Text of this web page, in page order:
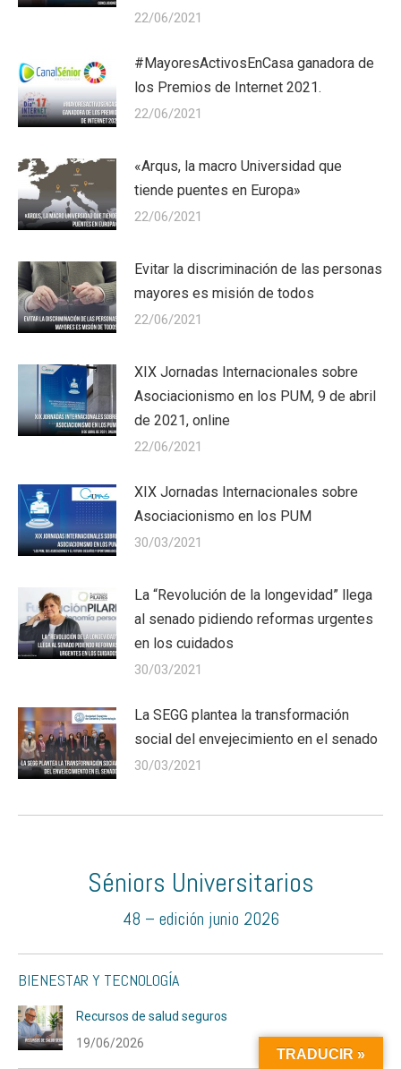
22/06/2021
#MayoresActivosEnCasa ganadora de
los Premios de Internet 2021.
22/06/2021
«Arqus, la macro Universidad que
tiende puentes en Europa»
22/06/2021
Evitar la discriminación de las personas
mayores es misión de todos
22/06/2021
XIX Jornadas Internacionales sobre
Asociacionismo en los PUM, 9 de abril
de 2021, online
22/06/2021
XIX Jornadas Internacionales sobre
Asociacionismo en los PUM
30/03/2021
La “Revolución de la longevidad” llega
al senado pidiendo reformas urgentes
en los cuidados
30/03/2021
La SEGG plantea la transformación
social del envejecimiento en el senado
30/03/2021
Séniors Universitarios
48 – edición junio 2026
BIENESTAR Y TECNOLOGÍA
Recursos de salud seguros
19/06/2026
TRADUCIR »